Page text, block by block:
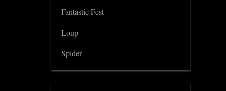
Fantastic Fest
Loup
Spider